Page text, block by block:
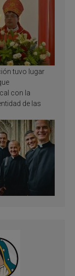
tuvo lugar
con la
de las